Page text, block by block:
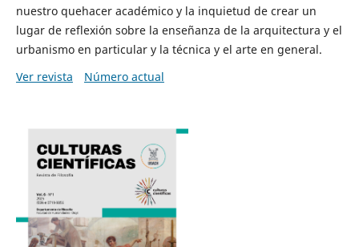
nuestro quehacer académico y la inquietud de crear un
lugar de reflexión sobre la enseñanza de la arquitectura y el
urbanismo en particular y la técnica y el arte en general.
Ver revista
Número actual